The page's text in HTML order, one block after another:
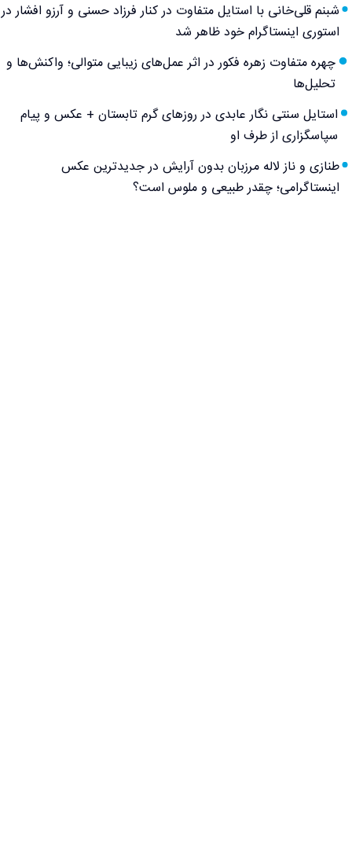
شبنم قلی‌خانی با استایل متفاوت در کنار فرزاد حسنی و آرزو افشار در
استوری اینستاگرام خود ظاهر شد
چهره متفاوت زهره فکور در اثر عمل‌های زیبایی متوالی؛ واکنش‌ها و
تحلیل‌ها
استایل سنتی نگار عابدی در روزهای گرم تابستان + عکس و پیام
سپاسگزاری از طرف او
طنازی و ناز لاله مرزبان بدون آرایش در جدیدترین عکس
اینستاگرامی؛ چقدر طبیعی و ملوس است؟